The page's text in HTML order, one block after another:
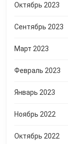
Октябрь 2023
Сентябрь 2023
Март 2023
Февраль 2023
Январь 2023
Ноябрь 2022
Октябрь 2022